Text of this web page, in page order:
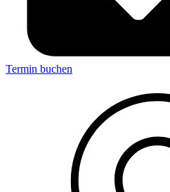
Termin buchen